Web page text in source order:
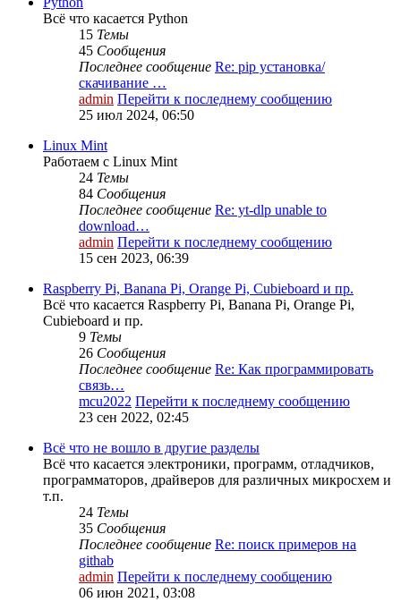
Всё что касается Python
15 Темы
45 Сообщения
Последнее сообщение Re: pip установка/
скачивание …
admin Перейти к последнему сообщению
25 июл 2024, 06:50
Linux Mint
Работаем с Linux Mint
24 Темы
84 Сообщения
Последнее сообщение Re: yt-dlp unable to
download…
admin Перейти к последнему сообщению
15 сен 2023, 06:39
Raspberry Pi, Banana Pi, Orange Pi, Cubieboard и пр.
Всё что касается Raspberry Pi, Banana Pi, Orange Pi,
Cubieboard и пр.
9 Темы
26 Сообщения
Последнее сообщение Re: Как программировать
связь…
mcu2022 Перейти к последнему сообщению
23 сен 2022, 02:45
Всё что не вошло в другие разделы
Всё что касается электроники, программ, отладчиков,
программаторов, драйверов для различных микросхем и
т.п.
24 Темы
35 Сообщения
Последнее сообщение Re: поиск примеров на
githab
admin Перейти к последнему сообщению
06 июн 2021, 03:08